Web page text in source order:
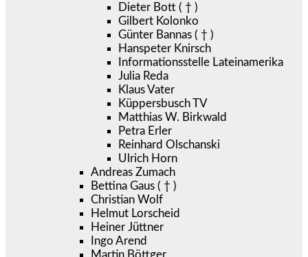
Dieter Bott ( † )
Gilbert Kolonko
Günter Bannas ( † )
Hanspeter Knirsch
Informationsstelle Lateinamerika
Julia Reda
Klaus Vater
Küppersbusch TV
Matthias W. Birkwald
Petra Erler
Reinhard Olschanski
Ulrich Horn
Andreas Zumach
Bettina Gaus ( † )
Christian Wolf
Helmut Lorscheid
Heiner Jüttner
Ingo Arend
Martin Böttger